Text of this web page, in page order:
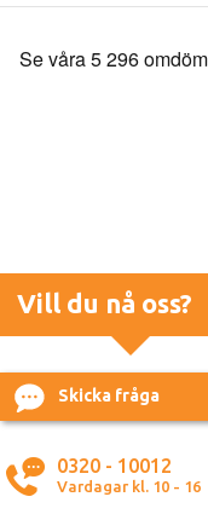
Vill du nå oss?
Skicka fråga
0320 - 10012
Vardagar kl. 10 - 16